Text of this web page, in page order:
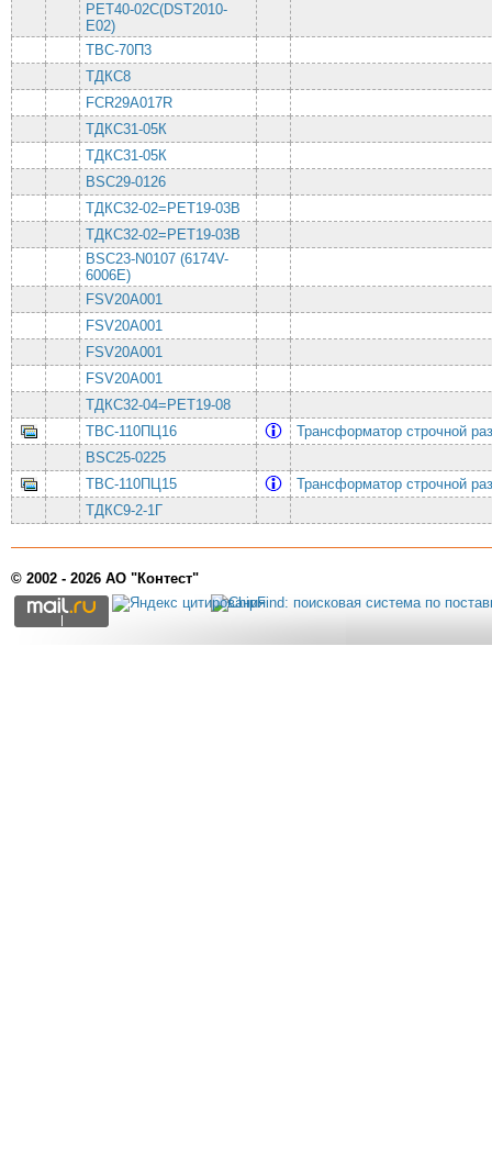
PET40-02C(DST2010-
E02)
ТВС-70П3
ТДКС8
FCR29A017R
ТДКС31-05К
ТДКС31-05К
BSC29-0126
ТДКС32-02=PET19-03B
ТДКС32-02=PET19-03B
BSC23-N0107 (6174V-
6006E)
FSV20A001
FSV20A001
FSV20A001
FSV20A001
ТДКС32-04=PET19-08
ТВС-110ПЦ16
Трансформатор строчной
BSC25-0225
ТВС-110ПЦ15
Трансформатор строчной
ТДКС9-2-1Г
© 2002 - 2026 АО "Контест"